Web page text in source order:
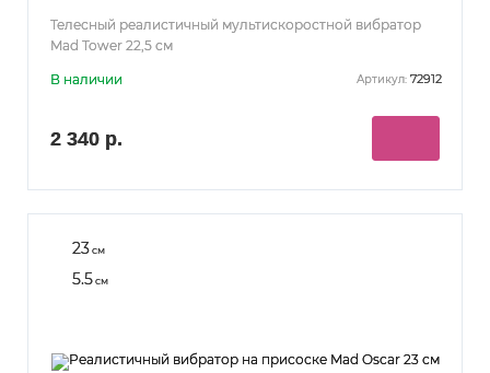
Телесный реалистичный мультискоростной вибратор
Mad Tower 22,5 см
В наличии Артикул: 72912
2 340 р.
23см
5.5см